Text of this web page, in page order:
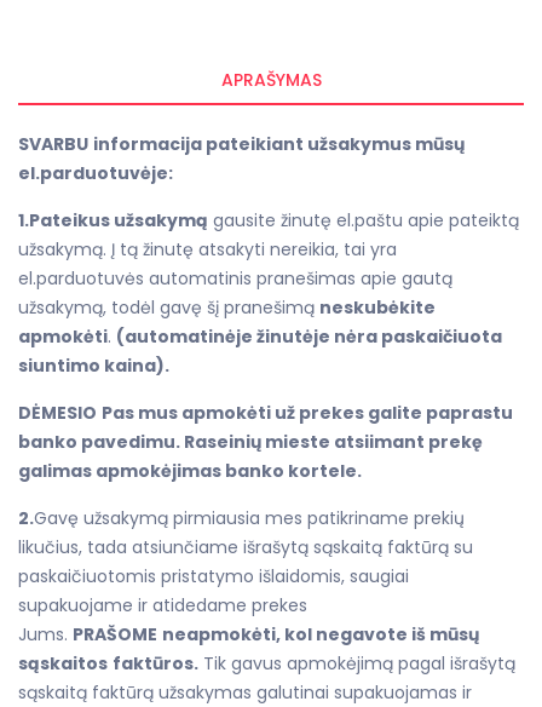
APRAŠYMAS
SVARBU informacija pateikiant užsakymus mūsų
el.parduotuvėje:
1.Pateikus užsakymą gausite žinutę el.paštu apie pateiktą
užsakymą. Į tą žinutę atsakyti nereikia, tai yra
el.parduotuvės automatinis pranešimas apie gautą
užsakymą, todėl gavę šį pranešimą neskubėkite
apmokėti. (automatinėje žinutėje nėra paskaičiuota
siuntimo kaina).
DĖMESIO Pas mus apmokėti už prekes galite paprastu
banko pavedimu. Raseinių mieste atsiimant prekę
galimas apmokėjimas banko kortele.
2.Gavę užsakymą pirmiausia mes patikriname prekių
likučius, tada atsiunčiame išrašytą sąskaitą faktūrą su
paskaičiuotomis pristatymo išlaidomis, saugiai
supakuojame ir atidedame prekes
Jums. PRAŠOME neapmokėti, kol negavote iš mūsų
sąskaitos faktūros. Tik gavus apmokėjimą pagal išrašytą
sąskaitą faktūrą užsakymas galutinai supakuojamas ir